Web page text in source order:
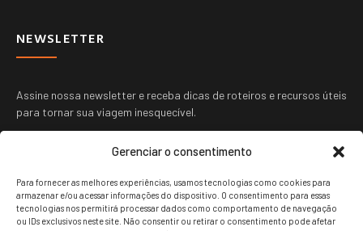
Gerenciar o consentimento
Para fornecer as melhores experiências, usamos tecnologias como cookies para
armazenar e/ou acessar informações do dispositivo. O consentimento para essas
tecnologias nos permitirá processar dados como comportamento de navegação
ou IDs exclusivos neste site. Não consentir ou retirar o consentimento pode afetar
NEWSLETTER
Assine nossa newsletter e receba dicas de roteiros e recursos úteis
para tornar sua viagem inesquecível.